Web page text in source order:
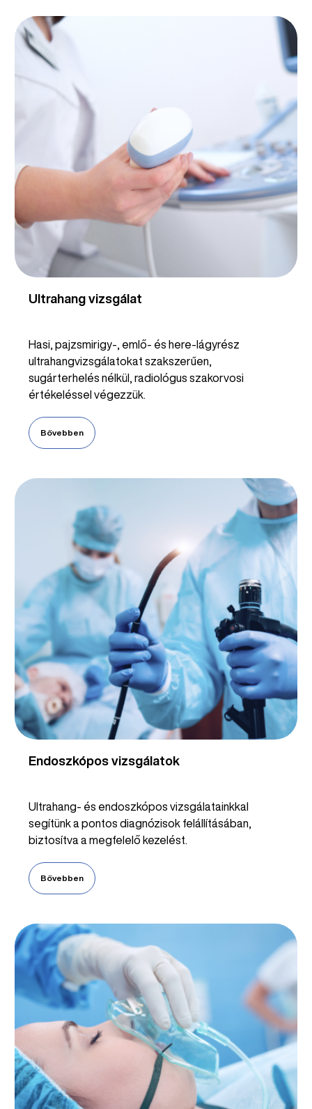
Ultrahang vizsgálat
Hasi, pajzsmirigy-, emlő- és here-lágyrész
ultrahangvizsgálatokat szakszerűen,
sugárterhelés nélkül, radiológus szakorvosi
értékeléssel végezzük.
Bővebben
Endoszkópos vizsgálatok
Ultrahang- és endoszkópos vizsgálatainkkal
segítünk a pontos diagnózisok felállításában,
biztosítva a megfelelő kezelést.
Bővebben